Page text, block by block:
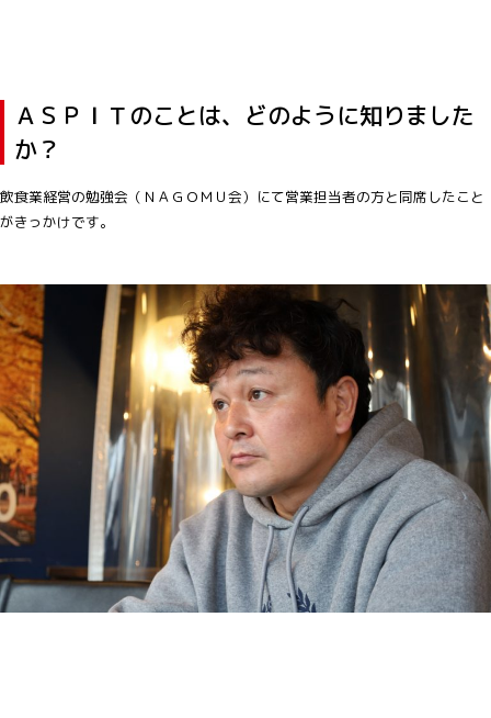
ＡＳＰＩＴのことは、どのように知りました
か？
飲食業経営の勉強会（ＮＡＧＯＭＵ会）にて営業担当者の方と同席したこと
がきっかけです。